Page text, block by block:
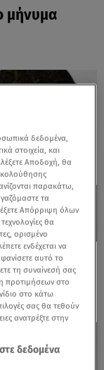
μήνυμα
δεδομένα,
στοιχεία, και
Αποδοχή, θα
παρακάτω,
τα
Απόρριψη όλων
θα
ορισμένο
ενδέχεται να
αυτό το
τη συναίνεσή σας
προτιμήσεων στο
στο κάτω
σας θα τεθούν
ανατρέξτε στην
δεδομένα